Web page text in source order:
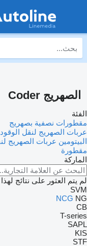
الصهريج Coder
الفئة
مقطورات نصفية بصهريج
عربات الصهريج لنقل
البيتومين عربات الصهريج
مقطورة
الماركة
لم يتم العثور على نتائج لهذا
SVM
NCG NG
CB
T-series
SAPL
KIS
STF